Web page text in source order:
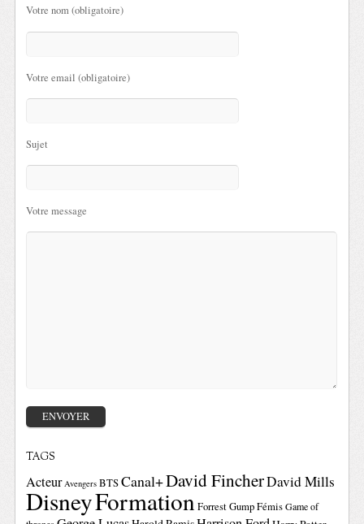
Votre nom (obligatoire)
Votre email (obligatoire)
Sujet
Votre message
TAGS
Acteur Avengers BTSCanal+David FincherDavid Mills
DisneyFormationForrest GumpFémis Game of